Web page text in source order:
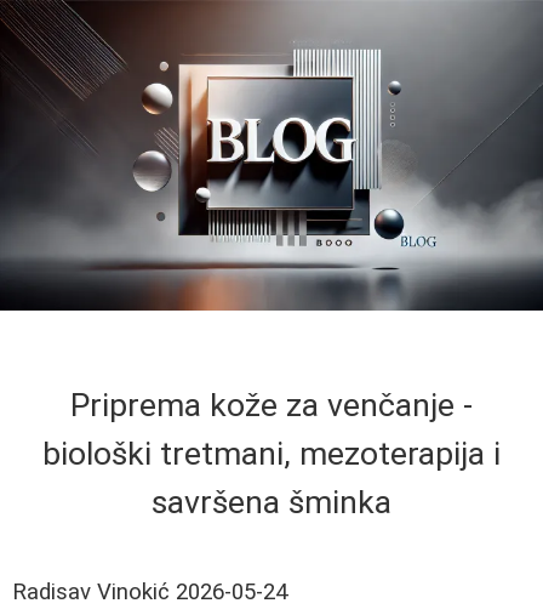
Priprema kože za venčanje -
biološki tretmani, mezoterapija i
savršena šminka
Radisav Vinokić 2026-05-24